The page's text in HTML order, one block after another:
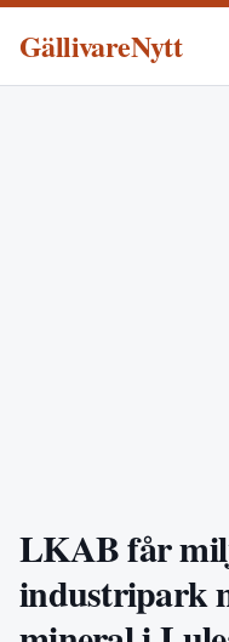
GällivareNytt
LKAB får
industripark